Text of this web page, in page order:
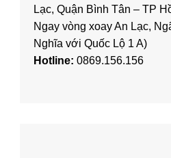
Lạc, Quận Bình Tân – TP
Ngay vòng xoay An Lạc,
Nghĩa với Quốc Lộ 1 A)
Hotline: 0869.156.156